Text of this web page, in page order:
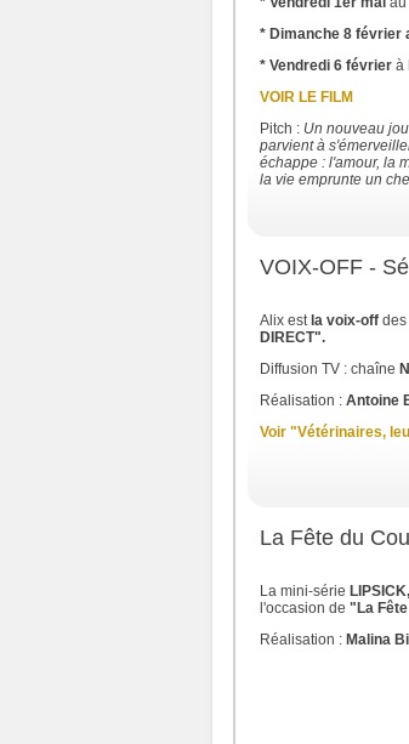
* Dimanche 8 février
* Vendredi 6 février à
VOIR LE FILM
Pitch : Un nouveau
parvient à
échappe : l'amour, la
la vie emprunte un
VOIX-OFF -
Alix est la voix-off
DIRECT".
Diffusion TV : chaîne
Réalisation : Antoine
Voir "Vétérinaires,
La Fête du
La mini-série LIPSICK,
l'occasion de "La
Réalisation : Malina